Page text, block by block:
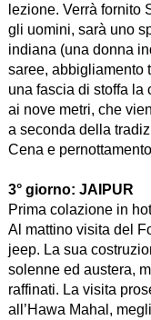
lezione. Verrà fornito
gli uomini, sarà uno
indiana (una donna
saree, abbigliamento
una fascia di stoffa la
ai nove metri, che
a seconda della
Cena e
3° giorno: JAIPUR
Prima colazione in
Al mattino visita del
jeep. La sua
solenne ed austera,
raffinati. La visita
all’Hawa Mahal,